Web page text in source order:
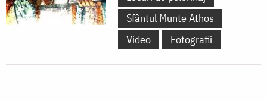
Sfântul Munte Athos
Video
Fotografii